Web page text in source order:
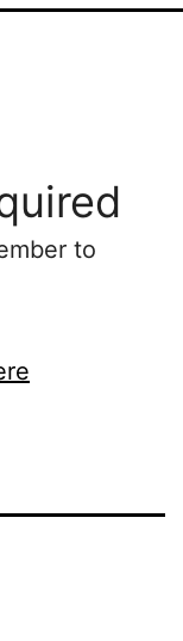
to